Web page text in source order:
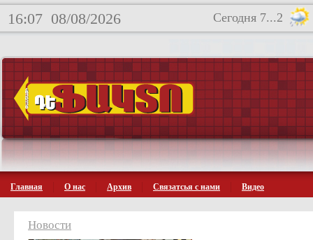
16:07 08/08/2026 Сегодня 7...2
Главная О нас Архив Связатсья с нами Видео
Новости